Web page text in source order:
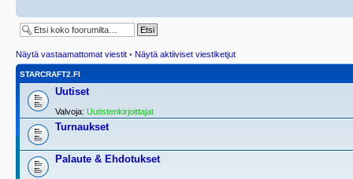
Näytä vastaamattomat viestit • Näytä aktiiviset viestiketjut
STARCRAFT2.FI
Uutiset
Valvoja: Uutistenkirjoittajat
Turnaukset
Palaute & Ehdotukset